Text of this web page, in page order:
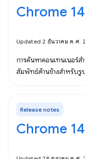
Chrome
Updated 2 ธันวาคม ค.ศ.
การค้นหาคอนเทนเนอร์
สัมพัทธ์ด้านข้างสำหรับ
Release notes
Chrome